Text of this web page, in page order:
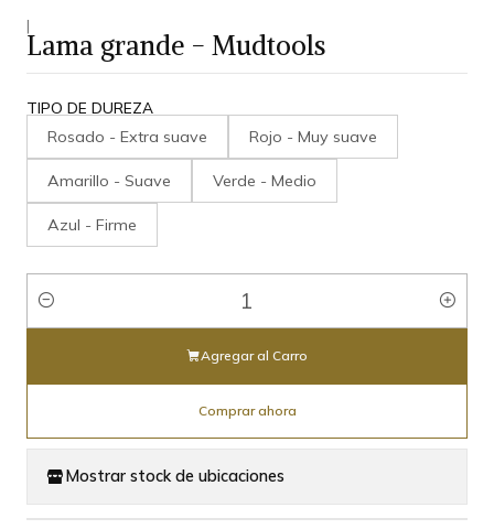
|
Lama grande - Mudtools
TIPO DE DUREZA
Rosado - Extra suave Rojo - Muy suave
Amarillo - Suave Verde - Medio
Azul - Firme
Cantidad
Agregar al Carro
Comprar ahora
Mostrar stock de ubicaciones